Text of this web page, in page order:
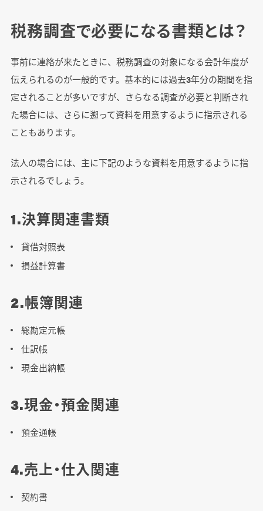
税務調査で必要になる書類とは？
事前に連絡が来たときに、税務調査の対象になる会計年度が
伝えられるのが一般的です。基本的には過去3年分の期間を指
定されることが多いですが、さらなる調査が必要と判断され
た場合には、さらに遡って資料を用意するように指示される
こともあります。
法人の場合には、主に下記のような資料を用意するように指
示されるでしょう。
1.決算関連書類
貸借対照表
損益計算書
2.帳簿関連
総勘定元帳
仕訳帳
現金出納帳
3.現金・預金関連
預金通帳
4.売上・仕入関連
契約書